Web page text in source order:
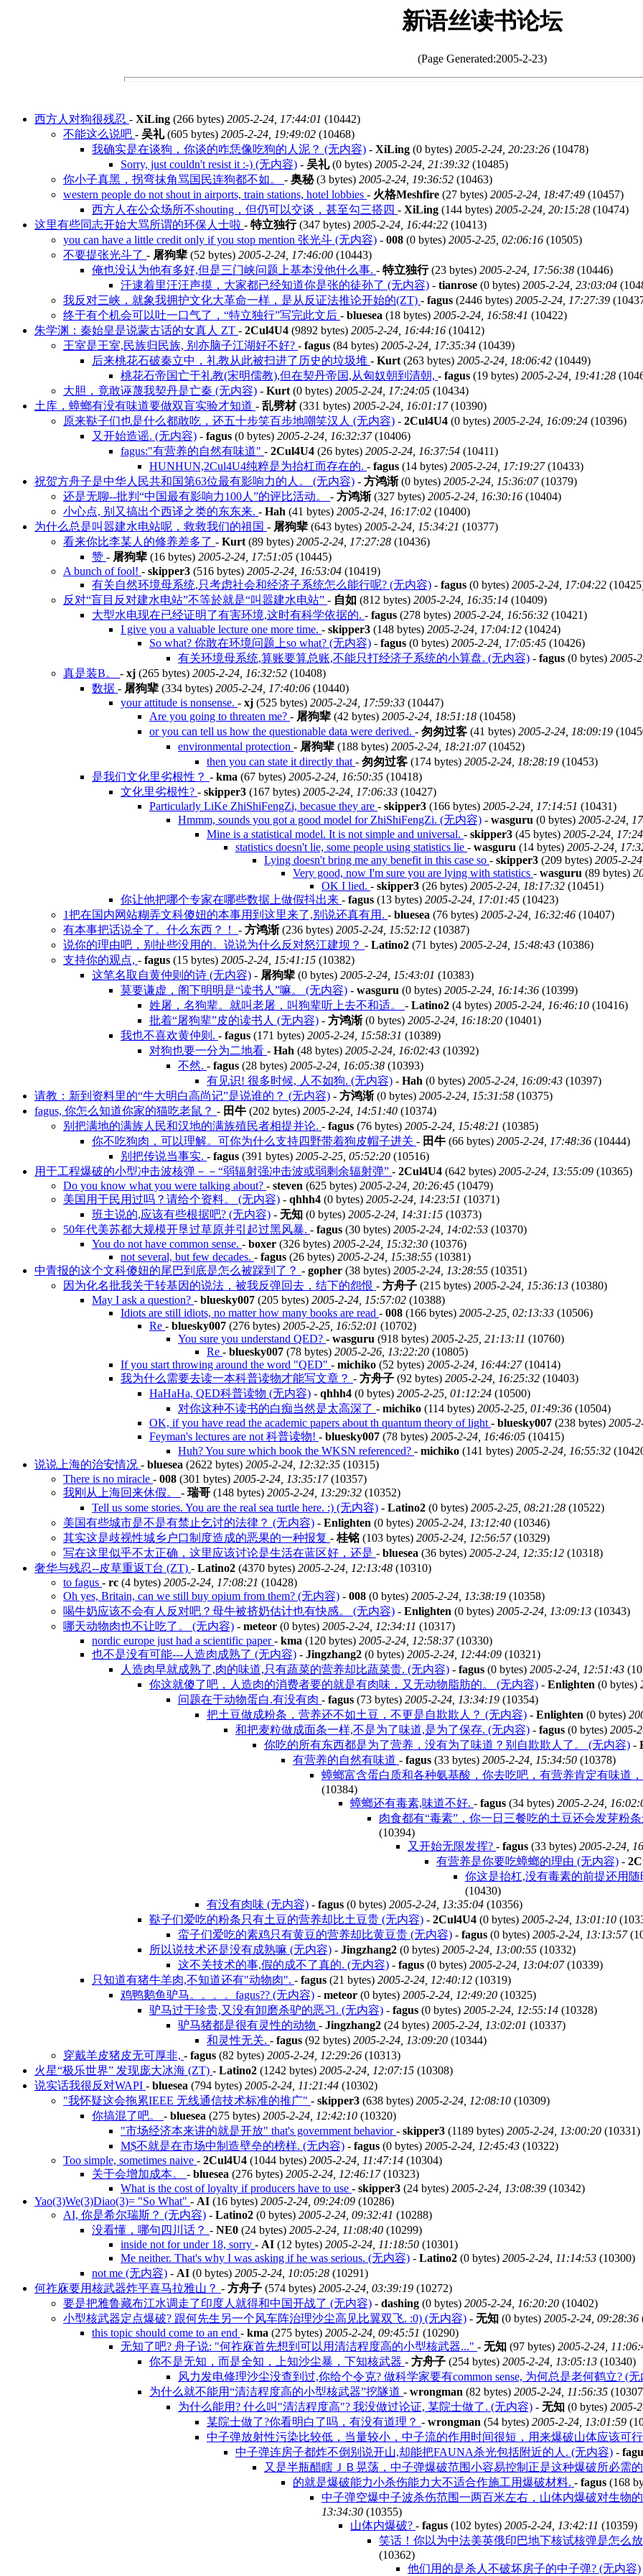
新语丝读书论坛
(Page Generated:2005-2-23)
西方人对狗很残忍 - XiLing (266 bytes) 2005-2-24, 17:44:01 (10442)
不能这么说吧 - 吴礼(605 bytes) 2005-2-24, 19:49:02 (10468)
我确实是在谈狗，你谈的咋恁像吃狗的人泥？ (无内容) - XiLing (0 bytes) 2005-2-24, 20:23:26 (10478)
Sorry, just couldn't resist it :-) (无内容) - 吴礼(0 bytes) 2005-2-24, 21:39:32 (10485)
你小子真黑，拐弯抹角骂国民连狗都不如。 - 奥秘(3 bytes) 2005-2-24, 19:36:52 (10463)
western people do not shout in airports, train stations, hotel lobbies - 火格Meshfire (27 bytes) 2005-2-24, 18:47:49 (10457)
西方人在公众场所不shouting，但仍可以交谈，甚至勾三搭四 - XiLing (144 bytes) 2005-2-24, 20:15:28 (10474)
这里有些同志开始大骂所谓的环保人士啦 - 特立独行(347 bytes) 2005-2-24, 16:44:22 (10413)
you can have a little credit only if you stop mention 张光斗 (无内容) - 008 (0 bytes) 2005-2-25, 02:06:16 (10505)
不要提张光斗了 - 屠狗辈 (52 bytes) 2005-2-24, 17:46:00 (10443)
俺也没认为他有多好,但是三门峡问题上基本没他什么事. - 特立独行(23 bytes) 2005-2-24, 17:56:38 (10446)
汗逮着里汪汪声摸，大家都已经知道你是张的徒孙了 (无内容) - tianrose (0 bytes) 2005-2-24, 23:03:04
我反对三峡，就象我拥护文化大革命一样，是从反证法推论开始的(ZT) - fagus (2446 bytes) 2005-2-24, 17:27:39
终于有个机会可以吐一口气了，“特立独行”写完此文后 - bluesea (18 bytes) 2005-2-24, 16:58:41 (10422)
朱学渊：秦始皇是说蒙古话的女真人 ZT - 2Cul4U4 (9892 bytes) 2005-2-24, 16:44:16 (10412)
王室是王室,民族归民族, 别亦脑子江湖好不好? - fagus (84 bytes) 2005-2-24, 17:35:34 (10439)
后来桃花石破秦立中，礼教从此被扫进了历史的垃圾堆 - Kurt(263 bytes) 2005-2-24, 18:06:42 (10449)
桃花石帝国亡于礼教(宋明儒教),但在契丹帝国,从匈奴朝到清朝, - fagus (19 bytes) 2005-2-24, 19:41:28
大胆，竟敢诬蔑我契丹是亡秦 (无内容) - Kurt(0 bytes) 2005-2-24, 17:24:05 (10434)
土库，蟑螂有没有味道要做双盲实验才知道 - 乱劈材(331 bytes) 2005-2-24, 16:01:17(10390)
原来鞑子们也是什么都敢吃，还五十步笑百步地嘲笑汉人 (无内容) - 2Cul4U4 (0 bytes) 2005-2-24, 16:09:24 (10396)
又开始造谣. (无内容) - fagus (0 bytes) 2005-2-24, 16:32:37(10406)
fagus:"有营养的自然有味道" - 2Cul4U4 (26 bytes) 2005-2-24, 16:37:54 (10411)
HUNHUN,2Cul4U4纯粹是为抬杠而存在的. - fagus (14 bytes) 2005-2-24, 17:19:27(10433)
祝贺方舟子是中华人民共和国第63位最有影响力的人。 (无内容) - 方鸿渐(0 bytes) 2005-2-24, 15:36:07(10379)
还是无聊--批判“中国最有影响力100人”的评比活动。 - 方鸿渐(327 bytes) 2005-2-24, 16:30:16 (10404)
小心点, 别又搞出个西译之类的东东来. - Hah (41 bytes) 2005-2-24, 16:17:02 (10400)
为什么总是叫嚣建水电站呢，救救我们的祖国 - 屠狗辈 (643 bytes) 2005-2-24, 15:34:21 (10377)
看来你比李某人的修养差多了 - Kurt(89 bytes) 2005-2-24, 17:27:28 (10436)
赞 - 屠狗辈 (16 bytes) 2005-2-24, 17:51:05 (10445)
A bunch of fool! - skipper3 (516 bytes) 2005-2-24, 16:53:04 (10419)
有关自然环境母系统,只考虑社会和经济子系统怎么能行呢? (无内容) - fagus (0 bytes) 2005-2-24, 17:04:22
反对“盲目反对建水电站”不等於就是“叫嚣建水电站” - 自如 (812 bytes) 2005-2-24, 16:35:14 (10409)
大型水电现在已经证明了有害环境,这时有科学依据的. - fagus (278 bytes) 2005-2-24, 16:56:32 (10421)
I give you a valuable lecture one more time. - skipper3 (148 bytes) 2005-2-24, 17:04:12 (10424)
So what? 你敢在环境问题上so what? (无内容) - fagus (0 bytes) 2005-2-24, 17:05:45 (10426)
有关环境母系统,算账要算总账,不能只打经济子系统的小算盘. (无内容) - fagus (0 bytes) 2005-
真是装B。 - xj (265 bytes) 2005-2-24, 16:32:52 (10408)
数据 - 屠狗辈 (334 bytes) 2005-2-24, 17:40:06 (10440)
your attitude is nonsense. - xj (525 bytes) 2005-2-24, 17:59:33 (10447)
Are you going to threaten me? - 屠狗辈 (42 bytes) 2005-2-24, 18:51:18 (10458)
or you can tell us how the questionable data were derived. - 匆匆过客 (41 bytes) 2005-2-24, 18:09:19
environmental protection - 屠狗辈 (188 bytes) 2005-2-24, 18:21:07(10452)
then you can state it directly that- 匆匆过客 (174 bytes) 2005-2-24, 18:28:19 (10453)
是我们文化里劣根性？ - kma (67 bytes) 2005-2-24, 16:50:35 (10418)
文化里劣根性? - skipper3 (167 bytes) 2005-2-24, 17:06:33 (10427)
Particularly LiKe ZhiShiFengZi, becasue they are - skipper3 (166 bytes) 2005-2-24, 17:14:51 (10431)
Hmmm, sounds you got a good model for ZhiShiFengZi. (无内容) - wasguru (0 bytes) 2005-2-24,
Mine is a statistical model. It is not simple and universal. - skipper3 (45 bytes) 2005-2-24,
statistics doesn't lie, some people using statistics lie - wasguru (14 bytes) 2005-2-24,
Lying doesn't bring me any benefit in this case so - skipper3 (209 bytes) 2005-2-
Very good, now I'm sure you are lying with statistics - wasguru (89 bytes)
OK I lied. - skipper3 (26 bytes) 2005-2-24, 18:17:32 (10451)
你让他把哪个专家在哪些数据上做假抖出来 - fagus (13 bytes) 2005-2-24, 17:01:45 (10423)
1把在国内网站糊弄文科傻妞的本事用到这里来了,别说还真有用. - bluesea (76 bytes) 2005-2-24, 16:32:46 (10407)
有本事把话说全了。什么东西？！ - 方鸿渐(236 bytes) 2005-2-24, 15:52:12 (10387)
说你的理由吧，别扯些没用的。说说为什么反对怒江建坝？ - Latino2 (71 bytes) 2005-2-24, 15:48:43 (10386)
支持你的观点, - fagus (15 bytes) 2005-2-24, 15:41:15 (10382)
这笔名取自黄仲则的诗 (无内容) - 屠狗辈 (0 bytes) 2005-2-24, 15:43:01 (10383)
莫要谦虚，阁下明明是“读书人”嘛。 (无内容) - wasguru (0 bytes) 2005-2-24, 16:14:36 (10399)
姓屠，名狗辈。就叫老屠，叫狗辈听上去不和适。 - Latino2 (4 bytes) 2005-2-24, 16:46:10 (10416)
批着“屠狗辈”皮的读书人 (无内容) - 方鸿渐(0 bytes) 2005-2-24, 16:18:20 (10401)
我也不喜欢黄仲则. - fagus (171 bytes) 2005-2-24, 15:58:31 (10389)
对狗也要一分为二地看 - Hah (48 bytes) 2005-2-24, 16:02:43 (10392)
不然. - fagus (28 bytes) 2005-2-24, 16:05:38 (10393)
有见识! 很多时候, 人不如狗. (无内容) - Hah (0 bytes) 2005-2-24, 16:09:43 (10397)
请教：新到资料里的“牛大明白高尚记”是说谁的？ (无内容) - 方鸿渐(0 bytes) 2005-2-24, 15:31:58 (10375)
fagus, 你怎么知道你家的猫吃老鼠？ - 田牛 (202 bytes) 2005-2-24, 14:51:40 (10374)
别把满地的满族人民和汉地的满族殖民者相提并论. - fagus (76 bytes) 2005-2-24, 15:48:21 (10385)
你不吃狗肉，可以理解。可你为什么支持四野带着狗皮帽子进关 - 田牛 (66 bytes) 2005-2-24, 17:48:36 (10444)
别把传说当事实. - fagus (391 bytes) 2005-2-25, 05:52:20 (10516)
用于工程爆破的小型冲击波核弹－－“弱辐射强冲击波或弱剩余辐射弹” - 2Cul4U4 (642 bytes) 2005-2-24, 13:55:09 (10365)
Do you know what you were talking about? - steven (625 bytes) 2005-2-24, 20:26:45 (10479)
美国用于民用过吗？请给个资料。 (无内容) - qhhh4 (0 bytes) 2005-2-24, 14:23:51 (10371)
班主说的,应该有些根据吧? (无内容) - 无知 (0 bytes) 2005-2-24, 14:31:15 (10373)
50年代美苏都大规模开垦过草原并引起过黑风暴. - fagus (30 bytes) 2005-2-24, 14:02:53 (10370)
You do not have common sense. - boxer (326 bytes) 2005-2-24, 15:32:30 (10376)
not several, but few decades. - fagus (26 bytes) 2005-2-24, 15:38:55 (10381)
中青报的这个文科傻妞的尾巴到底是怎么被踩到了？ - gopher (38 bytes) 2005-2-24, 13:28:55 (10351)
因为化名批我关于转基因的说法，被我反弹回去，结下的怨恨 - 方舟子 (215 bytes) 2005-2-24, 15:36:13 (10380)
May I ask a question? - bluesky007 (205 bytes) 2005-2-24, 15:57:02 (10388)
Idiots are still idiots, no matter how many books are read - 008 (166 bytes) 2005-2-25, 02:13:33 (10506)
Re - bluesky007 (276 bytes) 2005-2-25, 16:52:01 (10702)
You sure you understand QED? - wasguru (918 bytes) 2005-2-25, 21:13:11 (10760)
Re - bluesky007 (78 bytes) 2005-2-26, 13:22:20 (10805)
If you start throwing around the word "QED" - michiko (52 bytes) 2005-2-24, 16:44:27(10414)
我为什么需要去读一本科普读物才能写文章？ - 方舟子 (92 bytes) 2005-2-24, 16:25:32 (10403)
HaHaHa, QED科普读物 (无内容) - qhhh4 (0 bytes) 2005-2-25, 01:12:24 (10500)
对你这种不读书的白痴当然是太高深了 - michiko (114 bytes) 2005-2-25, 01:49:36 (10504)
OK, if you have read the academic papers about th quantum theory of light- bluesky007 (238 bytes) 2005-
Feyman's lectures are not 科普读物! - bluesky007 (78 bytes) 2005-2-24, 16:46:05 (10415)
Huh? You sure which book the WKSN referenced? - michiko (141 bytes) 2005-2-24, 16:55:32
说说上海的治安情况 - bluesea (2622 bytes) 2005-2-24, 12:32:35 (10315)
There is no miracle - 008 (301 bytes) 2005-2-24, 13:35:17(10357)
我刚从上海回来休假。 - 瑞哥 (148 bytes) 2005-2-24, 13:29:32 (10352)
Tell us some stories. You are the real sea turtle here. :) (无内容) - Latino2 (0 bytes) 2005-2-25, 08:21:28 (10522)
美国有些城市是不是有禁止乞讨的法律？ (无内容) - Enlighten (0 bytes) 2005-2-24, 13:12:40 (10346)
其实这是歧视性城乡户口制度造成的恶果的一种报复 - 桂铭 (103 bytes) 2005-2-24, 12:56:57(10329)
写在这里似乎不太正确，这里应该讨论是生活在蓝区好，还是 - bluesea (36 bytes) 2005-2-24, 12:35:12 (10318)
奢华与残忍--皮草重返T台 (ZT) - Latino2 (4370 bytes) 2005-2-24, 12:13:48 (10310)
to fagus - rc (4 bytes) 2005-2-24, 17:08:21 (10428)
Oh yes, Britain, can we still buy opium from them? (无内容) - 008 (0 bytes) 2005-2-24, 13:38:19 (10358)
喝牛奶应该不会有人反对吧？母牛被挤奶估计也有快感。 (无内容) - Enlighten (0 bytes) 2005-2-24, 13:09:13 (10343)
哪天动物肉也不让吃了。 (无内容) - meteor (0 bytes) 2005-2-24, 12:34:11 (10317)
nordic europe just had a scientific paper- kma (120 bytes) 2005-2-24, 12:58:37(10330)
也不是没有可能---人造肉成熟了 (无内容) - Jingzhang2 (0 bytes) 2005-2-24, 12:44:09 (10321)
人造肉早就成熟了,肉的味道,只有蔬菜的营养却比蔬菜贵. (无内容) - fagus (0 bytes) 2005-2-24, 12:51:43
你这就傻了吧，人造肉的消费者要的就是有肉味，又无动物脂肪的。 (无内容) - Enlighten (0 bytes)
问题在于动物蛋白.有没有肉 - fagus (73 bytes) 2005-2-24, 13:34:19 (10354)
把土豆做成粉条，营养还不如土豆，不更是自欺欺人？ (无内容) - Enlighten (0 bytes)
和把麦粒做成面条一样,不是为了味道,是为了保存. (无内容) - fagus (0 bytes) 2005-
你吃的所有东西都是为了营养，没有为了味道？别自欺欺人了。 (无内容) -
有营养的自然有味道 - fagus (33 bytes) 2005-2-24, 15:34:50 (10378)
蟑螂富含蛋白质和各种氨基酸，你去吃吧，有营养肯定有味道
(10384)
蟑螂还有毒素,味道不好. - fagus (34 bytes) 2005-2-24,
肉食都有“毒素”，你一日三餐吃的土豆还会发芽粉
(10394)
又开始无限发挥? - fagus (33 bytes) 2005-2-24,
有营养是你要吃蟑螂的理由 (无内容) -
你这是抬杠,没有毒素的前提还用
(10430)
有没有肉味 (无内容) - fagus (0 bytes) 2005-2-24, 13:35:04 (10356)
鞑子们爱吃的粉条只有土豆的营养却比土豆贵 (无内容) - 2Cul4U4 (0 bytes) 2005-2-24, 13:01:10
蛮子们爱吃的素鸡只有黄豆的营养却比黄豆贵 (无内容) - fagus (0 bytes) 2005-2-24, 13:13:57
所以说技术还是没有成熟嘛 (无内容) - Jingzhang2 (0 bytes) 2005-2-24, 13:00:55 (10332)
这不关技术的事,假的成不了真的. (无内容) - fagus (0 bytes) 2005-2-24, 13:04:07(10339)
只知道有猪牛羊肉,不知道还有"动物肉". - fagus (21 bytes) 2005-2-24, 12:40:12 (10319)
鸡鸭鹅鱼驴马。。。。fagus?? (无内容) - meteor (0 bytes) 2005-2-24, 12:49:20 (10325)
驴马过于珍贵,又没有卸磨杀驴的恶习. (无内容) - fagus (0 bytes) 2005-2-24, 12:55:14 (10328)
驴马猪都是很有灵性的动物 - Jingzhang2 (24 bytes) 2005-2-24, 13:02:01 (10337)
和灵性无关. - fagus (92 bytes) 2005-2-24, 13:09:20 (10344)
穿戴羊皮猪皮无可厚非, - fagus (82 bytes) 2005-2-24, 12:29:26 (10313)
火星“极乐世界” 发现庞大冰海 (ZT) - Latino2 (1242 bytes) 2005-2-24, 12:07:15 (10308)
说实话我很反对WAPI - bluesea (794 bytes) 2005-2-24, 11:21:44 (10302)
"我怀疑这会拖累IEEE 无线通信技术标准的推广" - skipper3 (638 bytes) 2005-2-24, 12:08:10 (10309)
你搞混了吧。 - bluesea (275 bytes) 2005-2-24, 12:42:10 (10320)
"市场经济本来讲的就是开放" that's government behavior- skipper3 (1189 bytes) 2005-2-24, 13:00:20 (10331)
M$不就是在市场中制造壁垒的榜样. (无内容) - fagus (0 bytes) 2005-2-24, 12:45:43 (10322)
Too simple, sometimes naive - 2Cul4U4 (1044 bytes) 2005-2-24, 11:47:14 (10304)
关于会增加成本。 - bluesea (276 bytes) 2005-2-24, 12:46:17(10323)
What is the cost of loyalty if producers have to use - skipper3 (24 bytes) 2005-2-24, 13:08:39 (10342)
Yao(3)We(3)Diao(3)= "So What" - AI (16 bytes) 2005-2-24, 09:24:09 (10286)
AI, 你是希尔瑞斯？ (无内容) - Latino2 (0 bytes) 2005-2-24, 09:32:41 (10288)
没看懂，哪句四川话？ - NE0 (24 bytes) 2005-2-24, 11:08:40 (10299)
inside not for under 18, sorry - AI (12 bytes) 2005-2-24, 11:18:50 (10301)
Me neither. That's why I was asking if he was serious. (无内容) - Latino2 (0 bytes) 2005-2-24, 11:14:53 (10300)
not me (无内容) - AI (0 bytes) 2005-2-24, 10:05:28 (10291)
何祚庥要用核武器炸平喜马拉雅山？ - 方舟子 (574 bytes) 2005-2-24, 03:39:19 (10272)
要是把雅鲁藏布江水调走了印度人就得和中国开战了 (无内容) - dashing (0 bytes) 2005-2-24, 16:20:20 (10402)
小型核武器定点爆破? 跟何先生另一个风车阵治理沙尘高见比翼双飞. :0) (无内容) - 无知 (0 bytes) 2005-2-24, 09:28:36
this topic should come to an end - kma (275 bytes) 2005-2-24, 09:45:51 (10290)
无知了吧? 舟子说: "何祚庥首先想到可以用清洁程度高的小型核武器..." - 无知 (97 bytes) 2005-2-24,
你不是无知，而是全知，上知沙尘暴，下知核武器 - 方舟子 (254 bytes) 2005-2-24, 13:05:13 (10340)
风力发电修理沙尘没查到过,你给个令克? 做科学家要有common sense, 为何总是老何鹤立? (
为什么就不能用“清洁程度高的小型核武器”挖隧道 - wrongman (82 bytes) 2005-2-24, 11:56:35
为什么能用? 什么叫"清洁程度高"? 我没做过论证, 某院士做了. (无内容) - 无知 (0 bytes) 2005-
某院士做了?你看明白了吗，有没有道理？ - wrongman (54 bytes) 2005-2-24, 13:01:59
中子弹放射性污染比较低，当量较小，中子流的作用时间很短，用来爆破山体应该可行
中子弹连房子都炸不倒别说开山,却能把FAUNA杀光包括附近的人. (无内容) -
又是半瓶醋瞎ＪＢ晃荡，中子弹爆破范围小容易控制正是这种爆破所必需的
的就是爆破能力小杀伤能力大不适合作施工用爆破材料. - fagus (168
中子弹空爆中子波杀伤范围一两百米左右，山体内爆破对生物
13:34:30 (10355)
山体内爆破? - fagus (102 bytes) 2005-2-24, 13:42:11 (10359)
笑话！你以为中法美英俄印巴地下核试核弹是怎么
(10362)
他们用的是杀人不破坏房子的中子弹? (无内容)